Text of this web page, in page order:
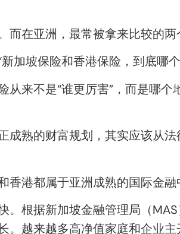
在亚洲，最常被拿来比较的两
加坡保险和香港保险，到底哪
来不是“谁更厉害”，而是哪个
成熟的财富规划，其实应该从
港都属于亚洲成熟的国际金融
。根据新加坡金融管理局（
。越来越多高净值家庭和企业